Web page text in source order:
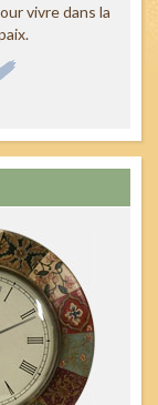
vivre dans la